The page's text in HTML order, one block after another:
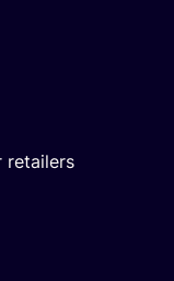
retailers